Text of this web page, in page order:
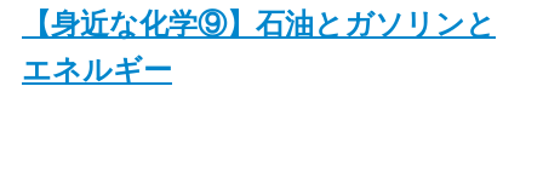
【身近な化学⑨】石油とガソリンと
エネルギー